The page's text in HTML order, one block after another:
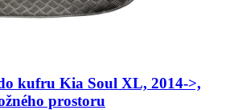
kufru Kia Soul XL, 2014->,
prostoru